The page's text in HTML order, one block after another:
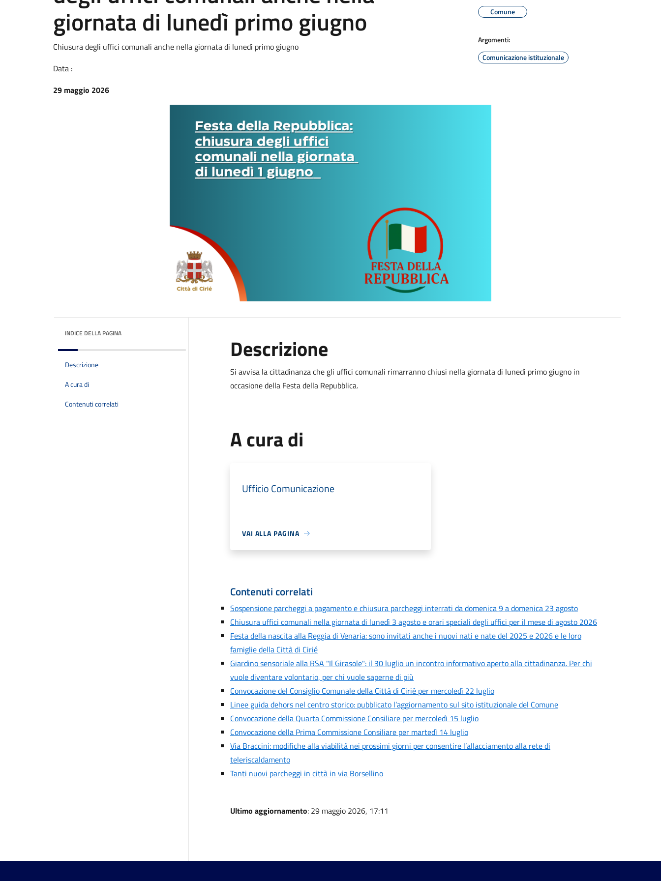
giornata di lunedì primo giugno
Chiusura degli uffici comunali anche nella giornata di lunedì primo giugno
Data :
29 maggio 2026
Comune
Argomenti:
Comunicazione istituzionale
INDICE DELLA PAGINA
Descrizione
A cura di
Contenuti correlati
Descrizione
Si avvisa la cittadinanza che gli uffici comunali rimarranno chiusi nella giornata di lunedì primo giugno in
occasione della Festa della Repubblica.
A cura di
Ufficio Comunicazione
VAI ALLA PAGINA
Contenuti correlati
Sospensione parcheggi a pagamento e chiusura parcheggi interrati da domenica 9 a domenica 23 agosto
Chiusura uffici comunali nella giornata di lunedì 3 agosto e orari speciali degli uffici per il mese di agosto 2026
Festa della nascita alla Reggia di Venaria: sono invitati anche i nuovi nati e nate del 2025 e 2026 e le loro
famiglie della Città di Cirié
Giardino sensoriale alla RSA "Il Girasole": il 30 luglio un incontro informativo aperto alla cittadinanza. Per chi
vuole diventare volontario, per chi vuole saperne di più
Convocazione del Consiglio Comunale della Città di Cirié per mercoledì 22 luglio
Linee guida dehors nel centro storico: pubblicato l’aggiornamento sul sito istituzionale del Comune
Convocazione della Quarta Commissione Consiliare per mercoledì 15 luglio
Convocazione della Prima Commissione Consiliare per martedì 14 luglio
Via Braccini: modifiche alla viabilità nei prossimi giorni per consentire l’allacciamento alla rete di
teleriscaldamento
Tanti nuovi parcheggi in città in via Borsellino
Ultimo aggiornamento: 29 maggio 2026, 17:11